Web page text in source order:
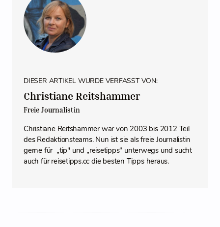
DIESER ARTIKEL WURDE VERFASST VON:
Christiane Reitshammer
Freie Journalistin
Christiane Reitshammer war von 2003 bis 2012 Teil
des Redaktionsteams. Nun ist sie als freie Journalistin
gerne für „tip" und „reisetipps“ unterwegs und sucht
auch für reisetipps.cc die besten Tipps heraus.